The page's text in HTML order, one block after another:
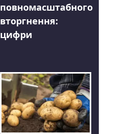
повномасштабного
вторгнення:
цифри